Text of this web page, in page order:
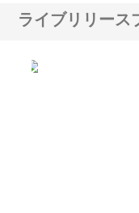
ライブリリース